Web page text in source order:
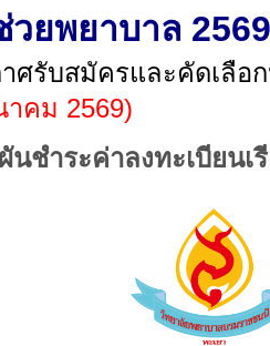
ยพยาบาล 2569
ศรับสมัครและคัดเลื
าคม 2569)
ชำระค่าลงทะเบียนเรี